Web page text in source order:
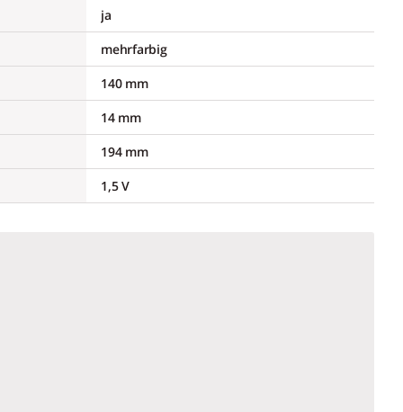
ja
mehrfarbig
140 mm
14 mm
194 mm
1,5 V